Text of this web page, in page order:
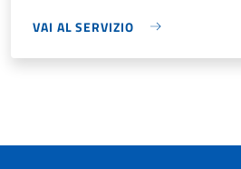
VAI AL SERVIZIO